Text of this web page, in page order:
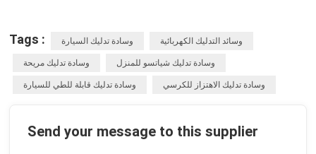
Tags : وسادة تدليك السيارة وسائد التدليك الكهربائية
وسادة تدليك مريحة وسادة تدليك شياتسو للمنزل
وسادة تدليك قابلة للطي للسيارة وسادة تدليك الاهتزاز للكرسي
Send your message to this supplier